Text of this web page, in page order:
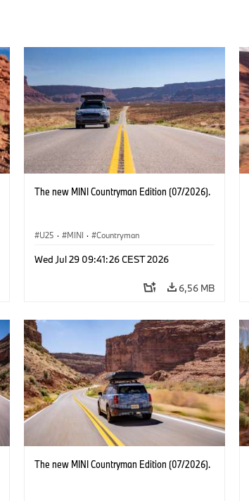
The new MINI Countryman Edition (07/2026).
U25 · MINI · Countryman
Wed Jul 29 09:41:26 CEST 2026
6,56 MB
The new MINI Countryman Edition (07/2026).